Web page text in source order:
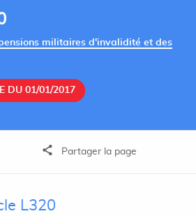
militaires d'invalidité et des
DU 01/01/2017
Partager la page
L320